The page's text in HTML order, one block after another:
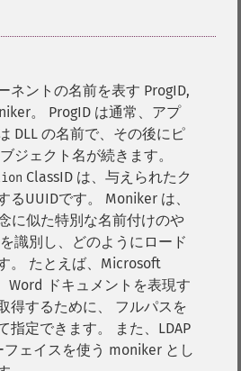
ネントの名前を表す ProgID,
。 ProgID は通常、アプ
DLL の名前で、その後にピ
ジェクト名が続きます。
ClassID は、与えられたク
るUUIDです。 Moniker は、
に似た特別な名前付けのや
識別し、どのようにロード
。 たとえば、Microsoft
Word ドキュメントを表現す
得するために、 フルパスを
指定できます。 また、LDAP
フェイスを使う moniker とし